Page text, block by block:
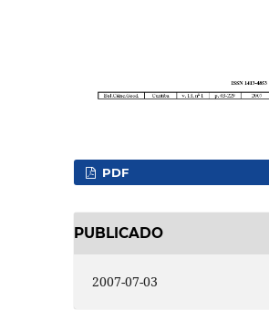
PDF
PUBLICADO
2007-07-03